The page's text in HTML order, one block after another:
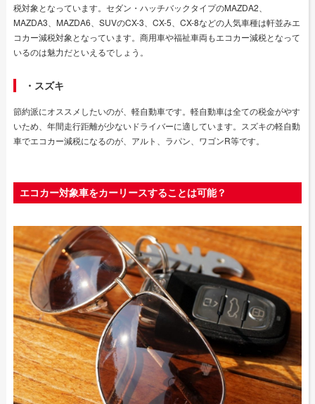
税対象となっています。セダン・ハッチバックタイプのMAZDA2、
MAZDA3、MAZDA6、SUVのCX-3、CX-5、CX-8などの人気車種は軒並みエ
コカー減税対象となっています。商用車や福祉車両もエコカー減税となって
いるのは魅力だといえるでしょう。
・スズキ
節約派にオススメしたいのが、軽自動車です。軽自動車は全ての税金がやす
いため、年間走行距離が少ないドライバーに適しています。スズキの軽自動
車でエコカー減税になるのが、アルト、ラパン、ワゴンR等です。
エコカー対象車をカーリースすることは可能？